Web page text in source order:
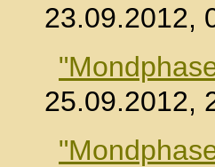
23.09.2012,
25.09.2012,